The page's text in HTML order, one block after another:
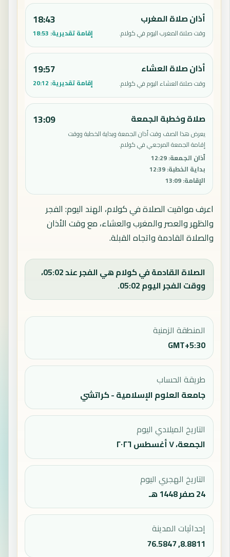
أذان صلاة المغرب
وقت صلاة المغرب اليوم في كولام.
18:43
إقامة تقديرية: 18:53
أذان صلاة العشاء
وقت صلاة العشاء اليوم في كولام.
19:57
إقامة تقديرية: 20:12
صلاة وخطبة الجمعة
يعرض هذا الصف وقت أذان الجمعة وبداية الخطبة ووقت
إقامة الجمعة المرجعي في كولام.
أذان الجمعة:
12:29
بداية الخطبة:
12:39
الإقامة:
13:09
13:09
اعرف مواقيت الصلاة في كولام، الهند اليوم: الفجر
والظهر والعصر والمغرب والعشاء، مع وقت الأذان
والصلاة القادمة واتجاه القبلة.
الصلاة القادمة في كولام هي الفجر عند 05:02،
ووقت الفجر اليوم 05:02.
المنطقة الزمنية
GMT+5:30
طريقة الحساب
جامعة العلوم الإسلامية - كراتشي
التاريخ الميلادي اليوم
الجمعة، ٧ أغسطس ٢٠٢٦
التاريخ الهجري اليوم
24 صفر 1448 هـ
إحداثيات المدينة
8.8811, 76.5847